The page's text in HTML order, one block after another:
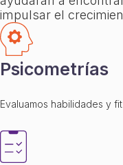
impulsar el
Psicometrías
Evaluamos habilidades y